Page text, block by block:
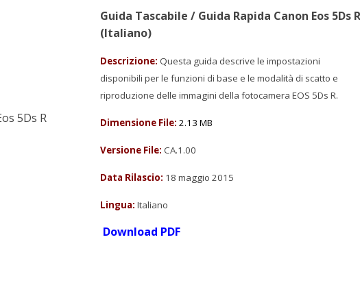
Guida Tascabile / Guida Rapida Canon Eos 5Ds R
(Italiano)
Descrizione: Questa guida descrive le impostazioni
disponibili per le funzioni di base e le modalità di scatto e
riproduzione delle immagini della fotocamera EOS 5Ds R.
Dimensione File: 2.13 MB
Versione File: CA.1.00
Data Rilascio: 18 maggio 2015
Lingua: Italiano
Download PDF